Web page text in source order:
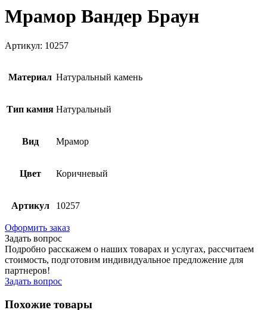
Мрамор Вандер Браун
Артикул: 10257
Материал Натуральный камень
Тип камня Натуральный
Вид Мрамор
Цвет Коричневый
Артикул 10257
Оформить заказ
Задать вопрос
Подробно расскажем о наших товарах и услугах, рассчитаем
стоимость, подготовим индивидуальное предложение для
партнеров!
Задать вопрос
Похожие товары